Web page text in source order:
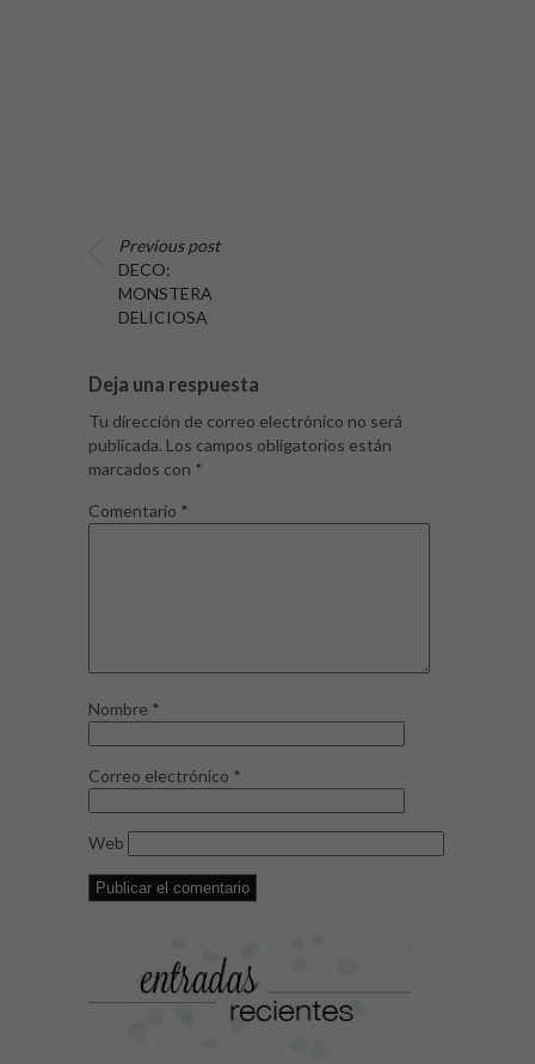
Previous post
DECO:
MONSTERA
DELICIOSA
Deja una respuesta
Tu dirección de correo electrónico no será
publicada. Los campos obligatorios están
marcados con *
Comentario *
Nombre *
Correo electrónico *
Web